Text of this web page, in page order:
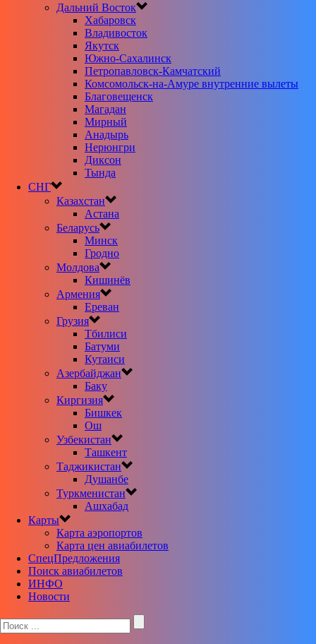
Дальний Восток
Хабаровск
Владивосток
Якутск
Южно-Сахалинск
Петропавловск-Камчатский
Комсомольск-на-Амуре внутренние вылеты
Благовещенск
Магадан
Мирный
Анадырь
Нерюнгри
Диксон
Тында
СНГ
Казахстан
Астана
Беларусь
Минск
Гродно
Молдова
Кишинёв
Армения
Ереван
Грузия
Тбилиси
Батуми
Кутаиси
Азербайджан
Баку
Киргизия
Бишкек
Ош
Узбекистан
Ташкент
Таджикистан
Душанбе
Туркменистан
Ашхабад
Карты
Карта аэропортов
Карта цен авиабилетов
CпецПредложения
Поиск авиабилетов
ИНФО
Новости